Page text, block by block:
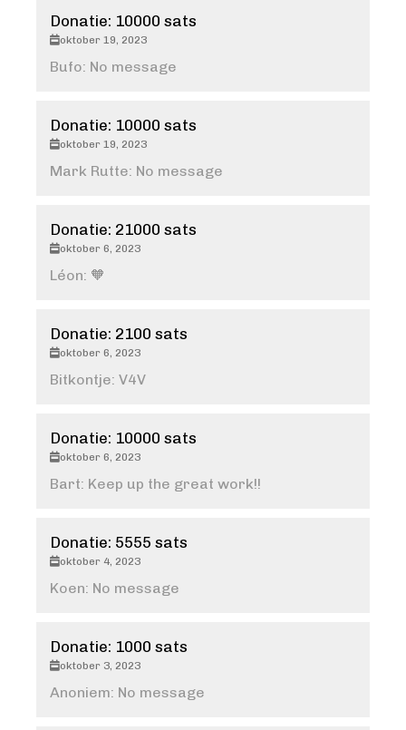
Donatie: 10000 sats
oktober 19, 2023
Bufo: No message
Donatie: 10000 sats
oktober 19, 2023
Mark Rutte: No message
Donatie: 21000 sats
oktober 6, 2023
Léon: 🧡
Donatie: 2100 sats
oktober 6, 2023
Bitkontje: V4V
Donatie: 10000 sats
oktober 6, 2023
Bart: Keep up the great work!!
Donatie: 5555 sats
oktober 4, 2023
Koen: No message
Donatie: 1000 sats
oktober 3, 2023
Anoniem: No message